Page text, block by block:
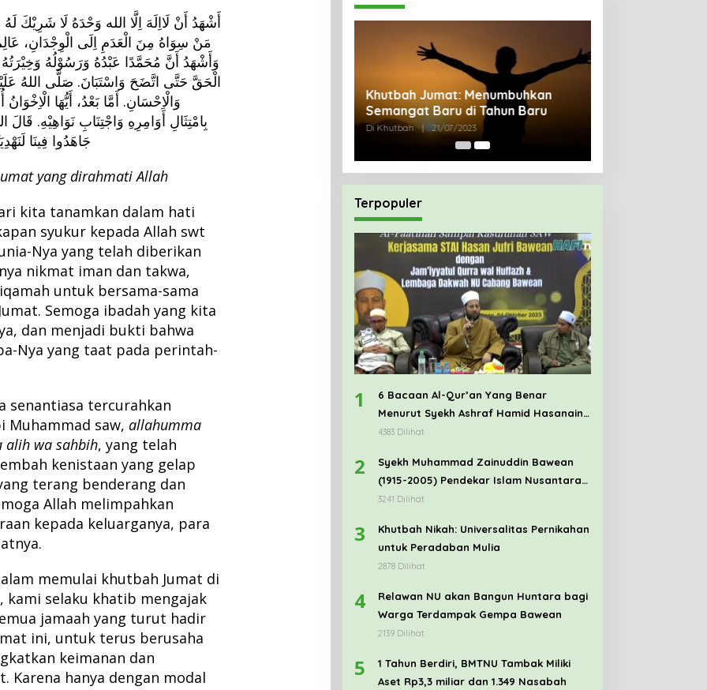
أَشْهَدُ أَنْ لَااِلَهَ اِلَّا الله وَحْدَهُ لَا شَرِيْكَ
مَنْ سِوَاهُ مِنَ الْعَدَمِ اِلَى الْوِجْدَانِ،
وَأَشْهَدُ أَنَّ مُحَمَّدًا عَبْدُهُ وَرَسُوْلُهُ وَخِيْرَتُهُ
الْحَقَّ حَتَّى اتَّضَحَ وَاسْتَبَانَ. صَلَّى اللهُ
وَالْاِحْسَانِ. أَمَّا بَعْدُ، أَيُّهَا
بِامْتِثَالِ أَوَامِرِهِ وَاجْتِنَابِ نَوَاهِيْهِ. قَالَ
جَاهَدُوا فِينَا
yang dirahmati Allah
kita tanamkan dalam hati
syukur kepada Allah swt
Nya yang telah diberikan
nikmat iman dan takwa,
untuk bersama-sama
Semoga ibadah yang kita
dan menjadi bukti bahwa
Nya yang taat pada perintah-
senantiasa tercurahkan
Muhammad saw, allahumma
alih wa sahbih, yang telah
kenistaan yang gelap
terang benderang dan
Allah melimpahkan
kepada keluarganya, para
memulai khutbah Jumat di
selaku khatib mengajak
jamaah yang turut hadir
ini, untuk terus berusaha
keimanan dan
Karena hanya dengan modal
Khutbah Nikah: Universalitas
Pernikahan untuk Peradaban Mulia
Di Khutbah | 23/07/2023
Khutbah Jumat: Menumbuhkan
Semangat Baru di Tahun Baru
Di Khutbah | 21/07/2023
Terpopuler
1
6 Bacaan Al-Qur’an Yang Benar
Menurut Syekh Ashraf Hamid Hasanain
al Ja’fary al Azhary
4383 Dilihat
2
Syekh Muhammad Zainuddin Bawean
(1915-2005) Pendekar Islam Nusantara
Di Mekkah
3241 Dilihat
3
Khutbah Nikah: Universalitas Pernikahan
untuk Peradaban Mulia
2878 Dilihat
4
Relawan NU akan Bangun Huntara bagi
Warga Terdampak Gempa Bawean
2139 Dilihat
5
1 Tahun Berdiri, BMTNU Tambak Miliki
Aset Rp3,3 miliar dan 1.349 Nasabah